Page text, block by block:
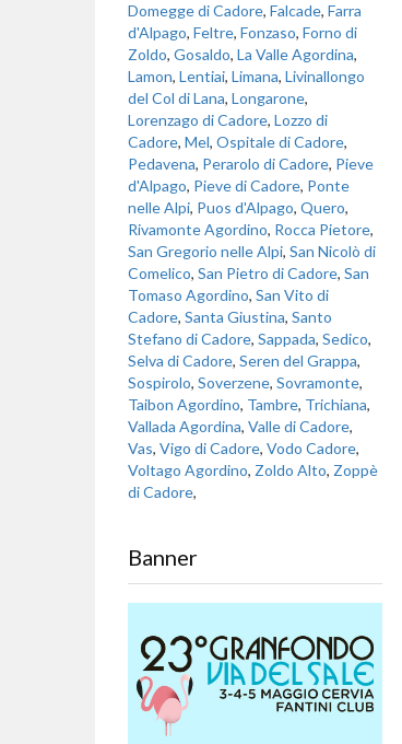
Domegge di Cadore, Falcade, Farra
d'Alpago, Feltre, Fonzaso, Forno di
Zoldo, Gosaldo, La Valle Agordina,
Lamon, Lentiai, Limana, Livinallongo
del Col di Lana, Longarone,
Lorenzago di Cadore, Lozzo di
Cadore, Mel, Ospitale di Cadore,
Pedavena, Perarolo di Cadore, Pieve
d'Alpago, Pieve di Cadore, Ponte
nelle Alpi, Puos d'Alpago, Quero,
Rivamonte Agordino, Rocca Pietore,
San Gregorio nelle Alpi, San Nicolò di
Comelico, San Pietro di Cadore, San
Tomaso Agordino, San Vito di
Cadore, Santa Giustina, Santo
Stefano di Cadore, Sappada, Sedico,
Selva di Cadore, Seren del Grappa,
Sospirolo, Soverzene, Sovramonte,
Taibon Agordino, Tambre, Trichiana,
Vallada Agordina, Valle di Cadore,
Vas, Vigo di Cadore, Vodo Cadore,
Voltago Agordino, Zoldo Alto, Zoppè
di Cadore,
Banner